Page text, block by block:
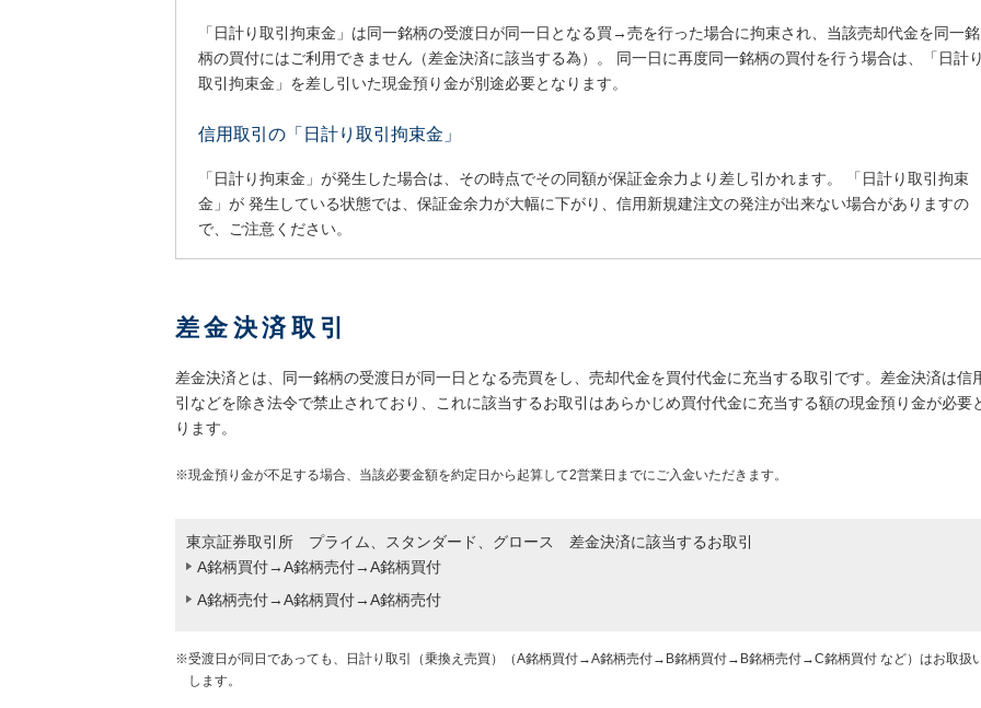
「日計り取引拘束金」は同一銘柄の受渡日が同一日となる買→売を行った場合に拘束され、当該売却代金を同一銘
柄の買付にはご利用できません（差金決済に該当する為）。 同一日に再度同一銘柄の買付を行う場合は、「日計り
取引拘束金」を差し引いた現金預り金が別途必要となります。
信用取引の「日計り取引拘束金」
「日計り拘束金」が発生した場合は、その時点でその同額が保証金余力より差し引かれます。 「日計り取引拘束
金」が 発生している状態では、保証金余力が大幅に下がり、信用新規建注文の発注が出来ない場合がありますの
で、ご注意ください。
差金決済取引
差金決済とは、同一銘柄の受渡日が同一日となる売買をし、売却代金を買付代金に充当する取引です。差金決済は信
引などを除き法令で禁止されており、これに該当するお取引はあらかじめ買付代金に充当する額の現金預り金が必要
ります。
※現金預り金が不足する場合、当該必要金額を約定日から起算して2営業日までにご入金いただきます。
東京証券取引所 プライム スタンダード グロース 差金決済に該当するお取引
A銘柄買付→A銘柄売付→A銘柄買付
A銘柄売付→A銘柄買付→A銘柄売付
※受渡日が同日であっても、日計り取引（乗換え売買）（A銘柄買付→A銘柄売付→B銘柄買付→B銘柄売付→C銘柄買付 など）はお取扱
します。